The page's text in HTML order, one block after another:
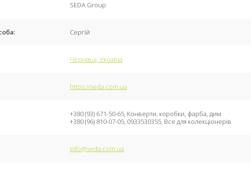
SEDA Group
Сергій
Чернівці, Україна
https://seda.com.ua
+380 (93) 671-50-65 Конверти, коробки, фарба, дим
+380 (96) 810-07-05 0933530355 Все для колекціонерів
info@seda.com.ua